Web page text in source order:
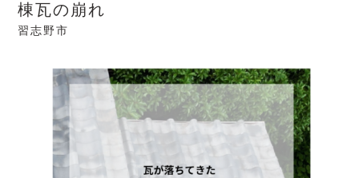
棟瓦の崩れ
習志野市